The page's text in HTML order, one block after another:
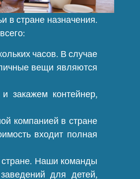
в стране назначения.
часов. В случае
вещи являются
закажем контейнер,
компанией в стране
входит полная
стране. Наши команды
для детей,